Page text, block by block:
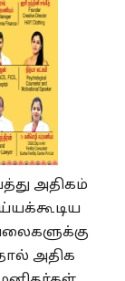
அதிகம்
அதிக